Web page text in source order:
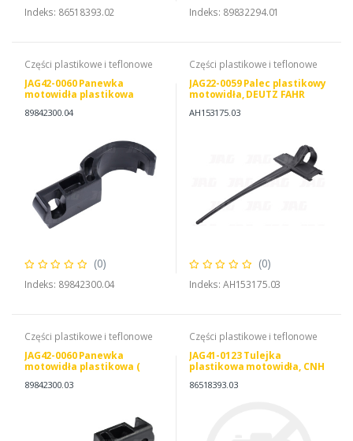
Indeks: 86518393.02 Indeks: 89832294.01
Części plastikowe i teflonowe
JAG42-0060 Panewka
motowidła plastikowa
H175727 AXE28803
89842300.04
(0)
Indeks: 89842300.04
Części plastikowe i teflonowe
JAG22-0059 Palec plastikowy
motowidła, DEUTZ FAHR
AH153175
AH153175.03
(0)
Indeks: AH153175.03
Części plastikowe i teflonowe
JAG42-0060 Panewka
motowidła plastikowa (
JOHN DEERE H175727
89842300.03
Części plastikowe i teflonowe
JAG41-0123 Tulejka
plastikowa motowidła, CNH
86518393.03